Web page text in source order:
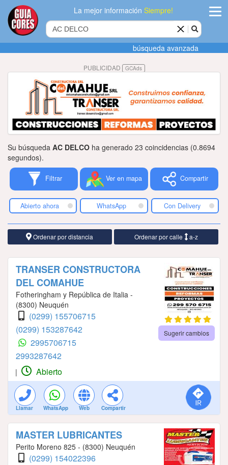
La mejor informaciónSiempre!
Agregar
empresa
Actualizar
Publicidad
Tiendacores
Contactenos
búsqueda avanzada
PUBLICIDAD GCAds
Su búsqueda AC DELCO ha generado 23 coincidencias (0.8694
segundos).
Filtrar Ver en mapa Compartir
Abierto ahora WhatsApp Con Delivery
Ordenar por distancia Ordenar por calle a-z
TRANSER CONSTRUCTORA
DEL COMAHUE
Fotheringham y República de Italia -
(8300) Neuquén
(0299) 155706715
(0299) 153287642
2995706715
2993287642
Sugerir cambios
| Abierto
Llamar WhatsApp Web Compartir
MASTER LUBRICANTES
Perito Moreno 825 - (8300) Neuquén
(0299) 154022396